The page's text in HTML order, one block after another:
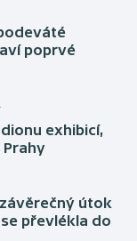
poprvé
exhibicí,
Prahy
útok
převlékla do